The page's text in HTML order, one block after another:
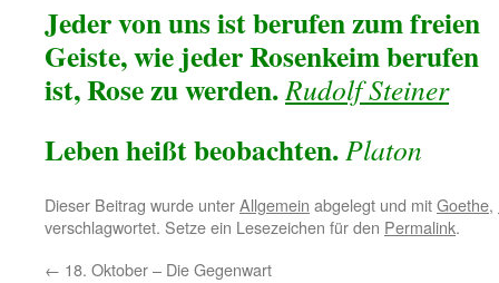
Jeder von uns ist berufen zum freien
Geiste, wie jeder Rosenkeim berufen
ist, Rose zu werden.Rudolf Steiner
Leben heißt beobachten.Platon
Dieser Beitrag wurde unterAllgemein abgelegt und mitGoethe,
verschlagwortet. Setze ein Lesezeichen für den Permalink.
← 18. Oktober – Die Gegenwart